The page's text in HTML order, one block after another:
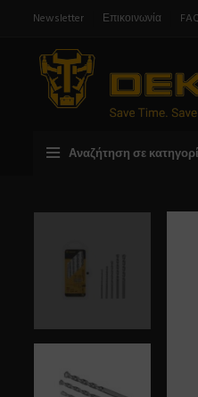
Newsletter Επικοινωνία
Αναζήτηση σε